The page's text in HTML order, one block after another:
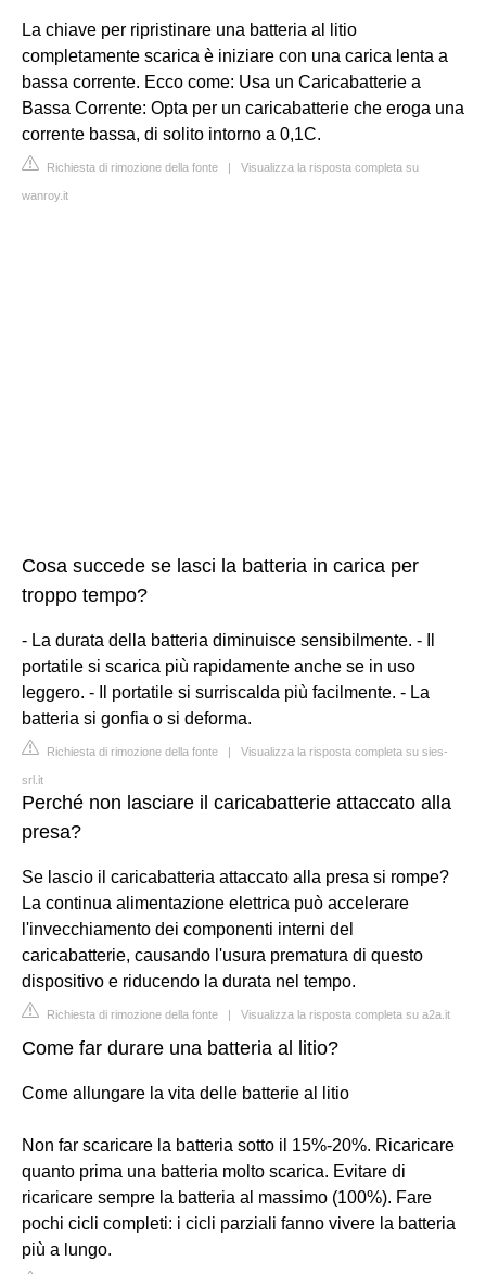
La chiave per ripristinare una batteria al litio
completamente scarica è iniziare con una carica lenta a
bassa corrente. Ecco come: Usa un Caricabatterie a
Bassa Corrente: Opta per un caricabatterie che eroga una
corrente bassa, di solito intorno a 0,1C.
Richiesta di rimozione della fonte | Visualizza la risposta completa su
wanroy.it
Cosa succede se lasci la batteria in carica per
troppo tempo?
- La durata della batteria diminuisce sensibilmente. - Il
portatile si scarica più rapidamente anche se in uso
leggero. - Il portatile si surriscalda più facilmente. - La
batteria si gonfia o si deforma.
Richiesta di rimozione della fonte | Visualizza la risposta completa su sies-
srl.it
Perché non lasciare il caricabatterie attaccato alla
presa?
Se lascio il caricabatteria attaccato alla presa si rompe?
La continua alimentazione elettrica può accelerare
l'invecchiamento dei componenti interni del
caricabatterie, causando l'usura prematura di questo
dispositivo e riducendo la durata nel tempo.
Richiesta di rimozione della fonte | Visualizza la risposta completa su a2a.it
Come far durare una batteria al litio?
Come allungare la vita delle batterie al litio
Non far scaricare la batteria sotto il 15%-20%. Ricaricare
quanto prima una batteria molto scarica. Evitare di
ricaricare sempre la batteria al massimo (100%). Fare
pochi cicli completi: i cicli parziali fanno vivere la batteria
più a lungo.